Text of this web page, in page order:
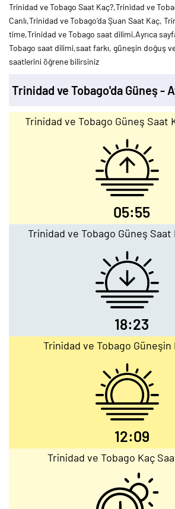
Trinidad ve Tobago Saat Kaç?,Trinidad ve
Canlı,Trinidad ve Tobago'da Şuan Saat Kaç,
time,Trinidad ve Tobago saat dilimi.Ayrıca
Tobago saat dilimi,saat farkı, güneşin doğuş
saatlerini öğrene bilirsiniz
Trinidad ve Tobago'da Güneş -
Trinidad ve Tobago Güneş Saat
05:55
Trinidad ve Tobago Güneş Saat
18:23
Trinidad ve Tobago Güneşin
12:09
Trinidad ve Tobago Kaç